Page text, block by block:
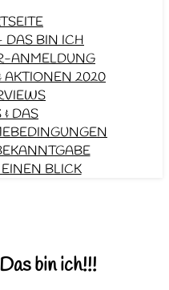
DAS BIN ICH
ANMELDUNG
AKTIONEN 2020
& DAS
BLICK
bin ich!!!